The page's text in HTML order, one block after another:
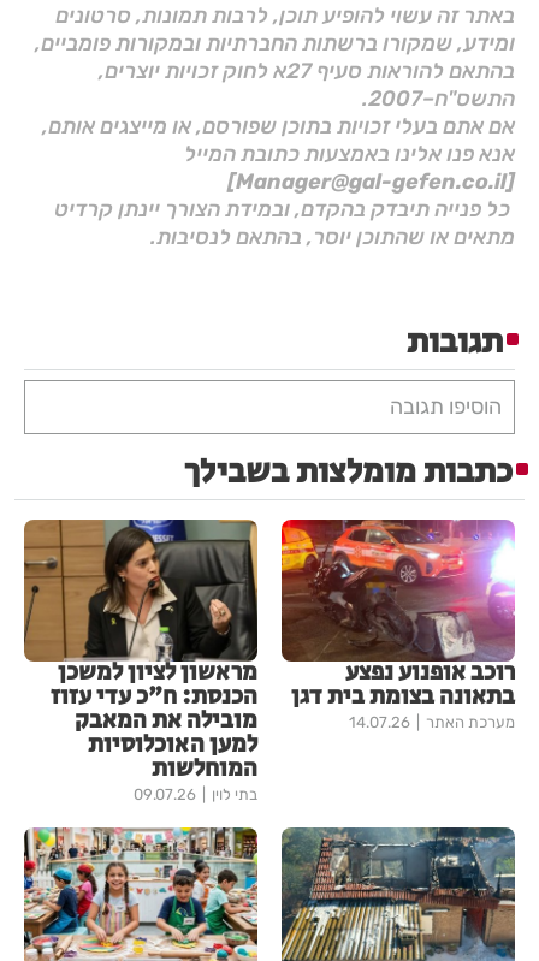
באתר זה עשוי להופיע תוכן, לרבות תמונות, סרטונים
ומידע, שמקורו ברשתות החברתיות ובמקורות פומביים,
בהתאם להוראות סעיף 27א לחוק זכויות יוצרים,
התשס"ח–2007.
אם אתם בעלי זכויות בתוכן שפורסם, או מייצגים אותם,
אנא פנו אלינו באמצעות כתובת המייל
[Manager@gal-gefen.co.il]
כל פנייה תיבדק בהקדם, ובמידת הצורך יינתן קרדיט
מתאים או שהתוכן יוסר, בהתאם לנסיבות.
תגובות
הוסיפו תגובה
כתבות מומלצות בשבילך
רוכב אופנוע נפצע
בתאונה בצומת בית דגן
מערכת האתר 14.07.26
מראשון לציון למשכן
הכנסת: ח"כ עדי עזוז
מובילה את המאבק
למען האוכלוסיות
המוחלשות
בתי לוין 09.07.26